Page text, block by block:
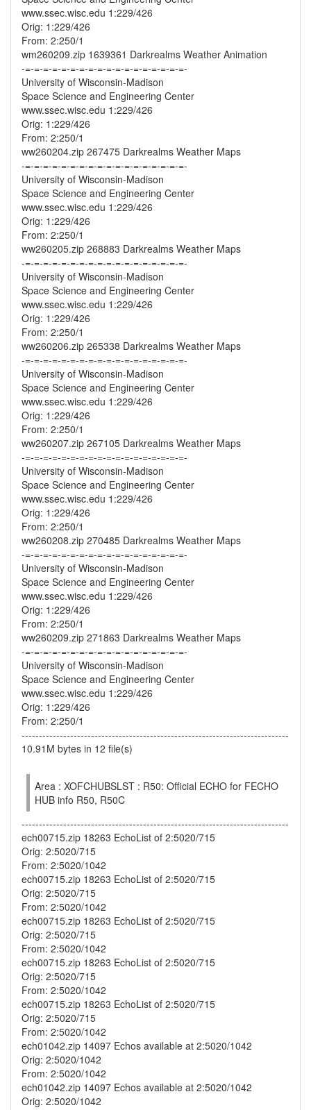
www.ssec.wisc.edu 1:229/426
Orig: 1:229/426
From: 2:250/1
wm260209.zip 1639361 Darkrealms Weather Animation
-=-=-=-=-=-=-=-=-=-=-=-=-=-=-=-=-=-=-
University of Wisconsin-Madison
Space Science and Engineering Center
www.ssec.wisc.edu 1:229/426
Orig: 1:229/426
From: 2:250/1
ww260204.zip 267475 Darkrealms Weather Maps
-=-=-=-=-=-=-=-=-=-=-=-=-=-=-=-=-=-=-
University of Wisconsin-Madison
Space Science and Engineering Center
www.ssec.wisc.edu 1:229/426
Orig: 1:229/426
From: 2:250/1
ww260205.zip 268883 Darkrealms Weather Maps
-=-=-=-=-=-=-=-=-=-=-=-=-=-=-=-=-=-=-
University of Wisconsin-Madison
Space Science and Engineering Center
www.ssec.wisc.edu 1:229/426
Orig: 1:229/426
From: 2:250/1
ww260206.zip 265338 Darkrealms Weather Maps
-=-=-=-=-=-=-=-=-=-=-=-=-=-=-=-=-=-=-
University of Wisconsin-Madison
Space Science and Engineering Center
www.ssec.wisc.edu 1:229/426
Orig: 1:229/426
From: 2:250/1
ww260207.zip 267105 Darkrealms Weather Maps
-=-=-=-=-=-=-=-=-=-=-=-=-=-=-=-=-=-=-
University of Wisconsin-Madison
Space Science and Engineering Center
www.ssec.wisc.edu 1:229/426
Orig: 1:229/426
From: 2:250/1
ww260208.zip 270485 Darkrealms Weather Maps
-=-=-=-=-=-=-=-=-=-=-=-=-=-=-=-=-=-=-
University of Wisconsin-Madison
Space Science and Engineering Center
www.ssec.wisc.edu 1:229/426
Orig: 1:229/426
From: 2:250/1
ww260209.zip 271863 Darkrealms Weather Maps
-=-=-=-=-=-=-=-=-=-=-=-=-=-=-=-=-=-=-
University of Wisconsin-Madison
Space Science and Engineering Center
www.ssec.wisc.edu 1:229/426
Orig: 1:229/426
From: 2:250/1
-----------------------------------------------------------------------------
10.91M bytes in 12 file(s)
Area : XOFCHUBSLST : R50: Official ECHO for FECHO
HUB info R50, R50C
-----------------------------------------------------------------------------
ech00715.zip 18263 EchoList of 2:5020/715
Orig: 2:5020/715
From: 2:5020/1042
ech00715.zip 18263 EchoList of 2:5020/715
Orig: 2:5020/715
From: 2:5020/1042
ech00715.zip 18263 EchoList of 2:5020/715
Orig: 2:5020/715
From: 2:5020/1042
ech00715.zip 18263 EchoList of 2:5020/715
Orig: 2:5020/715
From: 2:5020/1042
ech00715.zip 18263 EchoList of 2:5020/715
Orig: 2:5020/715
From: 2:5020/1042
ech01042.zip 14097 Echos available at 2:5020/1042
Orig: 2:5020/1042
From: 2:5020/1042
ech01042.zip 14097 Echos available at 2:5020/1042
Orig: 2:5020/1042